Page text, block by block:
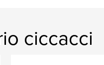
ciccacci